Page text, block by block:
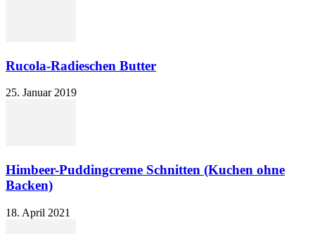
Rucola-Radieschen Butter
25. Januar 2019
Himbeer-Puddingcreme Schnitten (Kuchen ohne
Backen)
18. April 2021